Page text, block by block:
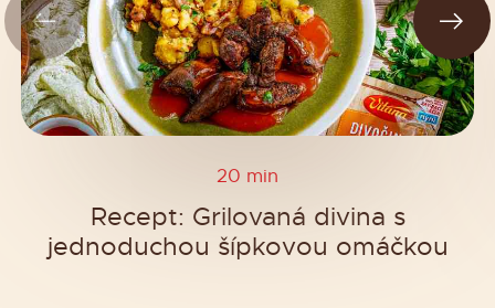
20 min
Recept: Grilovaná divina s
jednoduchou šípkovou omáčkou